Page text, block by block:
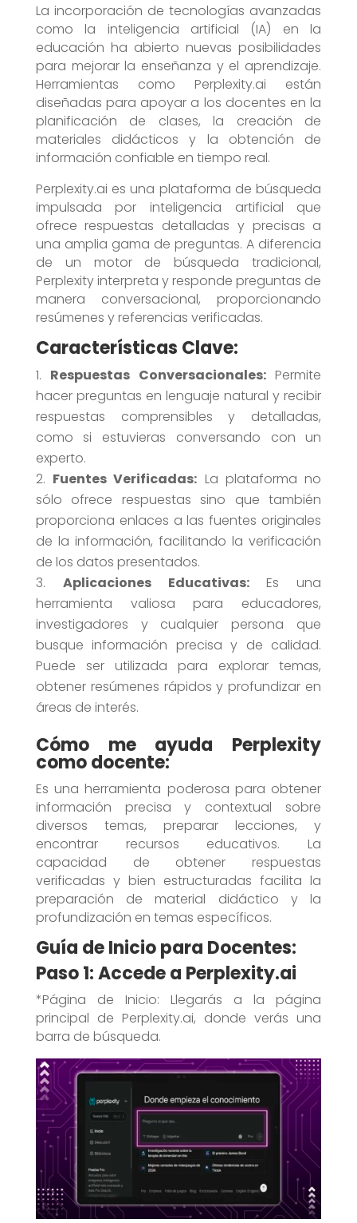
La incorporación de tecnologías avanzadas
como la inteligencia artificial (IA) en la
educación ha abierto nuevas posibilidades
para mejorar la enseñanza y el aprendizaje.
Herramientas como Perplexity.ai están
diseñadas para apoyar a los docentes en la
planificación de clases, la creación de
materiales didácticos y la obtención de
información confiable en tiempo real.
Perplexity.ai es una plataforma de búsqueda
impulsada por inteligencia artificial que
ofrece respuestas detalladas y precisas a
una amplia gama de preguntas. A diferencia
de un motor de búsqueda tradicional,
Perplexity interpreta y responde preguntas de
manera conversacional, proporcionando
resúmenes y referencias verificadas.
Características Clave:
Respuestas Conversacionales:Permite
hacer preguntas en lenguaje natural y recibir
respuestas comprensibles y detalladas,
como si estuvieras conversando con un
experto.
Fuentes Verificadas: La plataforma no
sólo ofrece respuestas sino que también
proporciona enlaces a las fuentes originales
de la información, facilitando la verificación
de los datos presentados.
Aplicaciones Educativas:Es una
herramienta valiosa para educadores,
investigadores y cualquier persona que
busque información precisa y de calidad.
Puede ser utilizada para explorar temas,
obtener resúmenes rápidos y profundizar en
áreas de interés.
Cómo me ayuda Perplexity
como docente:
Es una herramienta poderosa para obtener
información precisa y contextual sobre
diversos temas, preparar lecciones, y
encontrar recursos educativos. La
capacidad de obtener respuestas
verificadas y bien estructuradas facilita la
preparación de material didáctico y la
profundización en temas específicos.
Guía de Inicio para Docentes:
Paso 1: Accede a Perplexity.ai
*Página de Inicio: Llegarás a la página
principal de Perplexity.ai, donde verás una
barra de búsqueda.